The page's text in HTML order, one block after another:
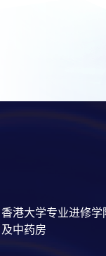
香港大学专业进修
及中药房